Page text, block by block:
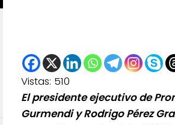
Vistas: 510
El presidente ejecutivo de
Gurmendi y Rodrigo Pérez